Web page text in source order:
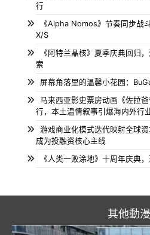
行
《Alpha Nomos》节奏同步
X/S
《阿特兰晶核》夏季庆典回归
索
屏幕角落里的温馨小花园：
马来西亚影史票房动画《佐拉
行，本土温情叙事引爆海内外行
游戏商业化模式迭代映射全球
成为投融资核心主线
《人类一败涂地》十周年庆典
其他動